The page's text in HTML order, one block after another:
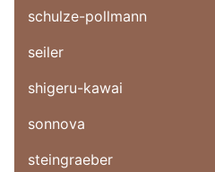
schulze-pollmann
seiler
shigeru-kawai
sonnova
steingraeber